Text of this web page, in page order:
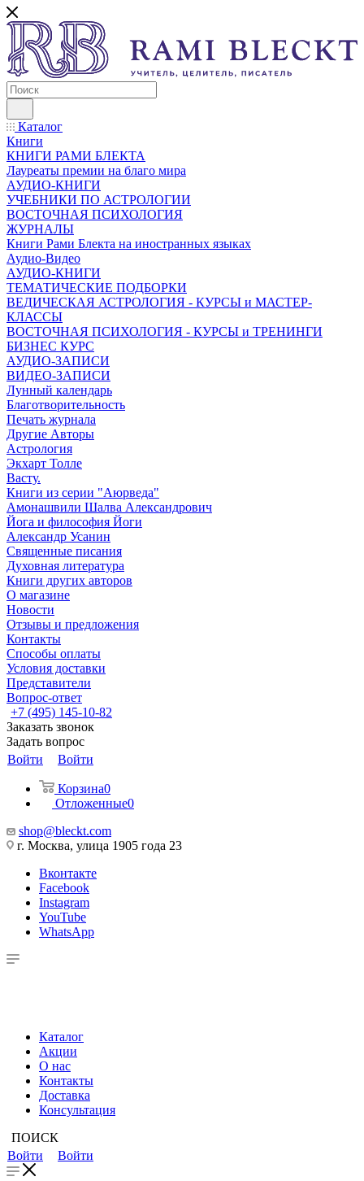
Каталог
Книги
КНИГИ РАМИ БЛЕКТА
Лауреаты премии на благо мира
АУДИО-КНИГИ
УЧЕБНИКИ ПО АСТРОЛОГИИ
ВОСТОЧНАЯ ПСИХОЛОГИЯ
ЖУРНАЛЫ
Книги Рами Блекта на иностранных языках
Аудио-Видео
АУДИО-КНИГИ
ТЕМАТИЧЕСКИЕ ПОДБОРКИ
ВЕДИЧЕСКАЯ АСТРОЛОГИЯ - КУРСЫ и МАСТЕР-
КЛАССЫ
ВОСТОЧНАЯ ПСИХОЛОГИЯ - КУРСЫ и ТРЕНИНГИ
БИЗНЕС КУРС
АУДИО-ЗАПИСИ
ВИДЕО-ЗАПИСИ
Лунный календарь
Благотворительность
Печать журнала
Другие Aвторы
Астрология
Экхарт Толле
Васту.
Книги из серии "Аюрведа"
Амонашвили Шалва Александрович
Йога и философия Йоги
Александр Усанин
Священные писания
Духовная литература
Книги других авторов
О магазине
Новости
Отзывы и предложения
Контакты
Способы оплаты
Условия доставки
Представители
Вопрос-ответ
+7 (495) 145-10-82
Заказать звонок
Задать вопрос
Войти
Войти
Корзина0
Отложенные0
shop@bleckt.com
г. Москва, улица 1905 года 23
Вконтакте
Facebook
Instagram
YouTube
WhatsApp
Каталог
Акции
О нас
Контакты
Доставка
Консультация
ПОИСК
Войти
Войти